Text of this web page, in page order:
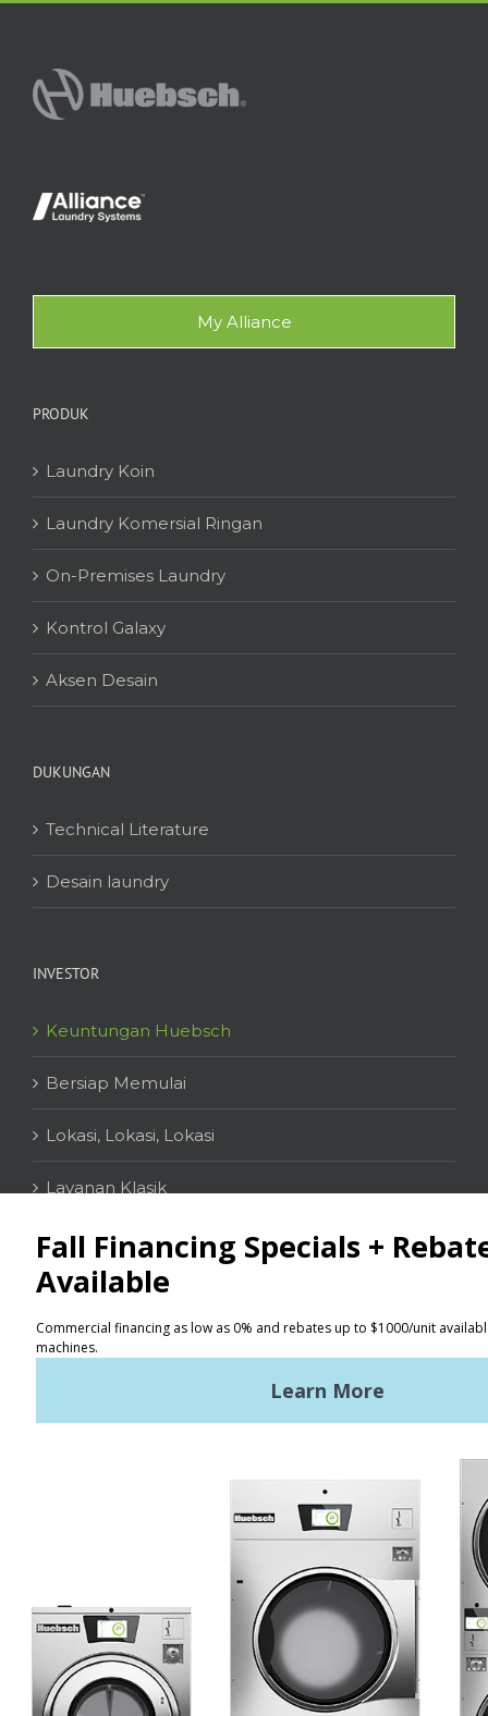
My Alliance
PRODUK
Laundry Koin
Laundry Komersial Ringan
On-Premises Laundry
Kontrol Galaxy
Aksen Desain
DUKUNGAN
Technical Literature
Desain laundry
INVESTOR
Keuntungan Huebsch
Bersiap Memulai
Lokasi, Lokasi, Lokasi
Layanan Klasik
KONTAK
Penemu Lokasi
Berita